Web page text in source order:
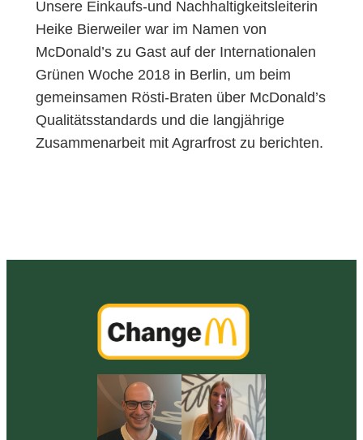
Unsere Einkaufs-und Nachhaltigkeitsleiterin
Heike Bierweiler war im Namen von
McDonald’s zu Gast auf der Internationalen
Grünen Woche 2018 in Berlin, um beim
gemeinsamen Rösti-Braten über McDonald’s
Qualitätsstandards und die langjährige
Zusammenarbeit mit Agrarfrost zu berichten.